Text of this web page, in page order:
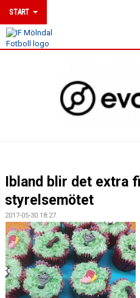
START
UTBILDNINGAR
MATCHER
KALENDER
MEDLEMSKAP & ANMÄLAN
Ibland blir det extra
styrelsemötet
2017-05-30 18:27